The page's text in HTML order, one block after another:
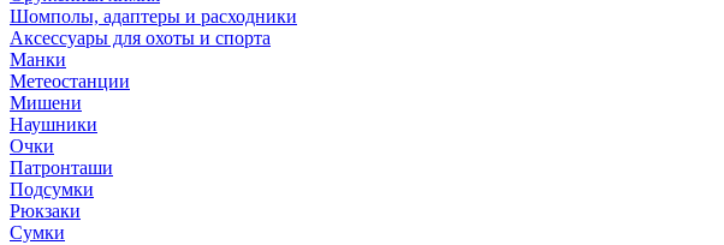
Шомполы, адаптеры и расходники
Аксессуары для охоты и спорта
Манки
Метеостанции
Мишени
Наушники
Очки
Патронташи
Подсумки
Рюкзаки
Сумки